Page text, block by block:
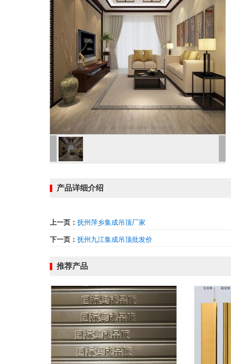
产品详细介绍
上一页： 抚州萍乡集成吊顶厂家
下一页： 抚州九江集成吊顶批发价
推荐产品